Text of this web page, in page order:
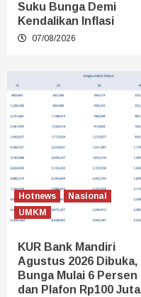
Suku Bunga Demi
Kendalikan Inflasi
07/08/2026
Hotnews
Nasional
UMKM
KUR Bank Mandiri
Agustus 2026 Dibuka,
Bunga Mulai 6 Persen
dan Plafon Rp100 Juta